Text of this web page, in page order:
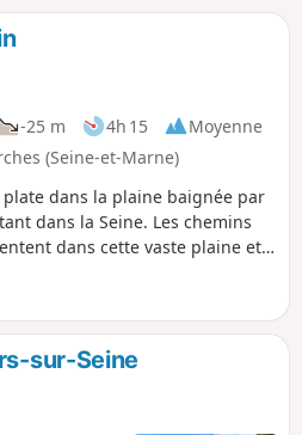
n
-25 m 4h 15
Moyenne
(Seine-et-Marne)
dans la plaine baignée par
dans la Seine. Les chemins
dans cette vaste plaine et
sur-Seine